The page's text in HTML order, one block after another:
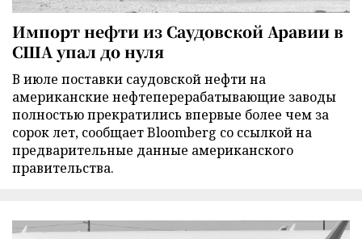
Импорт нефти из Саудовской Аравии в
США упал до нуля
В июле поставки саудовской нефти на
американские нефтеперерабатывающие заводы
полностью прекратились впервые более чем за
сорок лет, сообщает Bloomberg со ссылкой на
предварительные данные американского
правительства.